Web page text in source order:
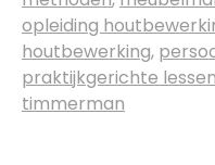
opleiding
houtbewerking,
praktijkgerichte lessen
timmerman